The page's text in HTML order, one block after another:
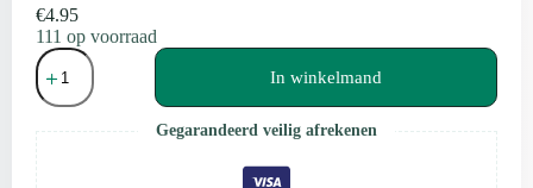
€4.95
111 op voorraad
Wax
Melts
Vanille
|
Scentulp
aantal
In winkelmand
Gegarandeerd veilig afrekenen